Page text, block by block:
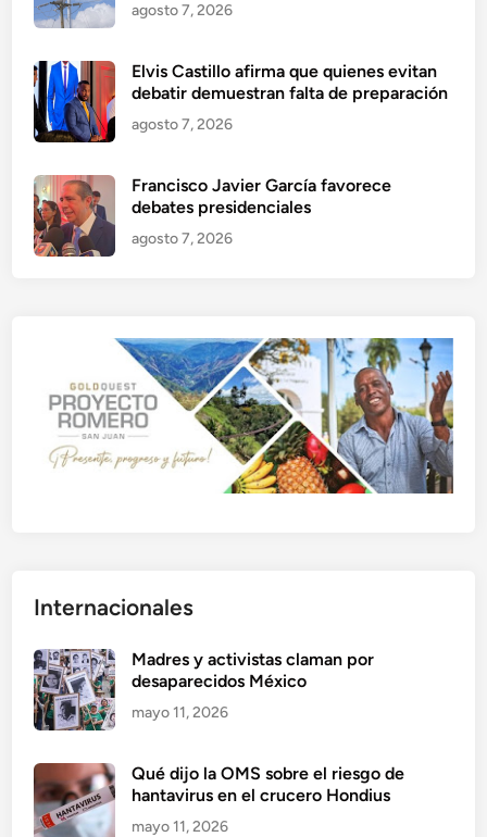
agosto 7, 2026
Elvis Castillo afirma que quienes evitan
debatir demuestran falta de preparación
agosto 7, 2026
Francisco Javier García favorece
debates presidenciales
agosto 7, 2026
Internacionales
Madres y activistas claman por
desaparecidos México
mayo 11, 2026
Qué dijo la OMS sobre el riesgo de
hantavirus en el crucero Hondius
mayo 11, 2026